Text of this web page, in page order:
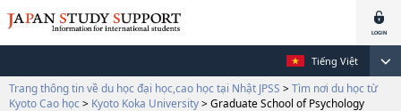
Tiếng Việt
Trang thông tin về du học đại học,cao học tại Nhật JPSS > Tìm nơi du học từ
Kyoto Cao học > Kyoto Koka University> Graduate School of Psychology